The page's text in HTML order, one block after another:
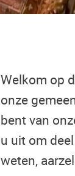
Welkom op
onze
bent van
u uit om
weten,